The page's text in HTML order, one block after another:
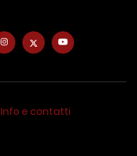
Info e contatti